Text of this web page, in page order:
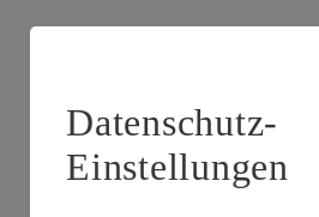
Datenschutz-
Einstellungen